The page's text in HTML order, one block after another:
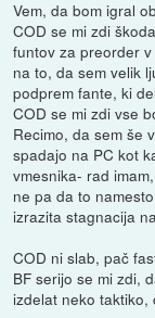
Vem, da bom igral
COD se mi zdi
funtov za preorder
na to, da sem velik
podprem fante, ki
COD se mi zdi vse
Recimo, da sem še
spadajo na PC kot
vmesnika- rad
ne pa da to
izrazita stagnacija
COD ni slab, pač
BF serijo se mi zdi,
izdelat neko taktiko,